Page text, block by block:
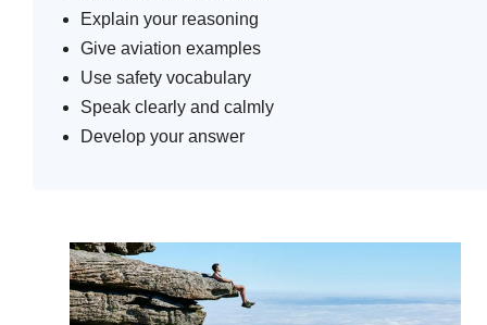
Explain your reasoning
Give aviation examples
Use safety vocabulary
Speak clearly and calmly
Develop your answer